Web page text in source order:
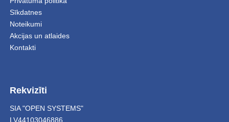
Sīkdatnes
Noteikumi
Akcijas un atlaides
Kontakti
Rekvizīti
SIA "OPEN SYSTEMS"
LV44103046886